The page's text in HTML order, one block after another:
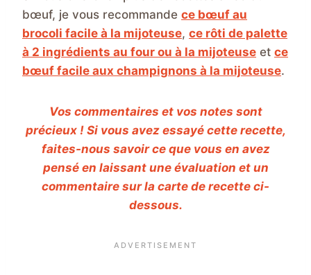
bœuf, je vous recommande ce bœuf au
brocoli facile à la mijoteuse, ce rôti de palette
à 2 ingrédients au four ou à la mijoteuse et ce
bœuf facile aux champignons à la mijoteuse.
Vos commentaires et vos notes sont
précieux ! Si vous avez essayé cette recette,
faites-nous savoir ce que vous en avez
pensé en laissant une évaluation et un
commentaire sur la carte de recette ci-
dessous.